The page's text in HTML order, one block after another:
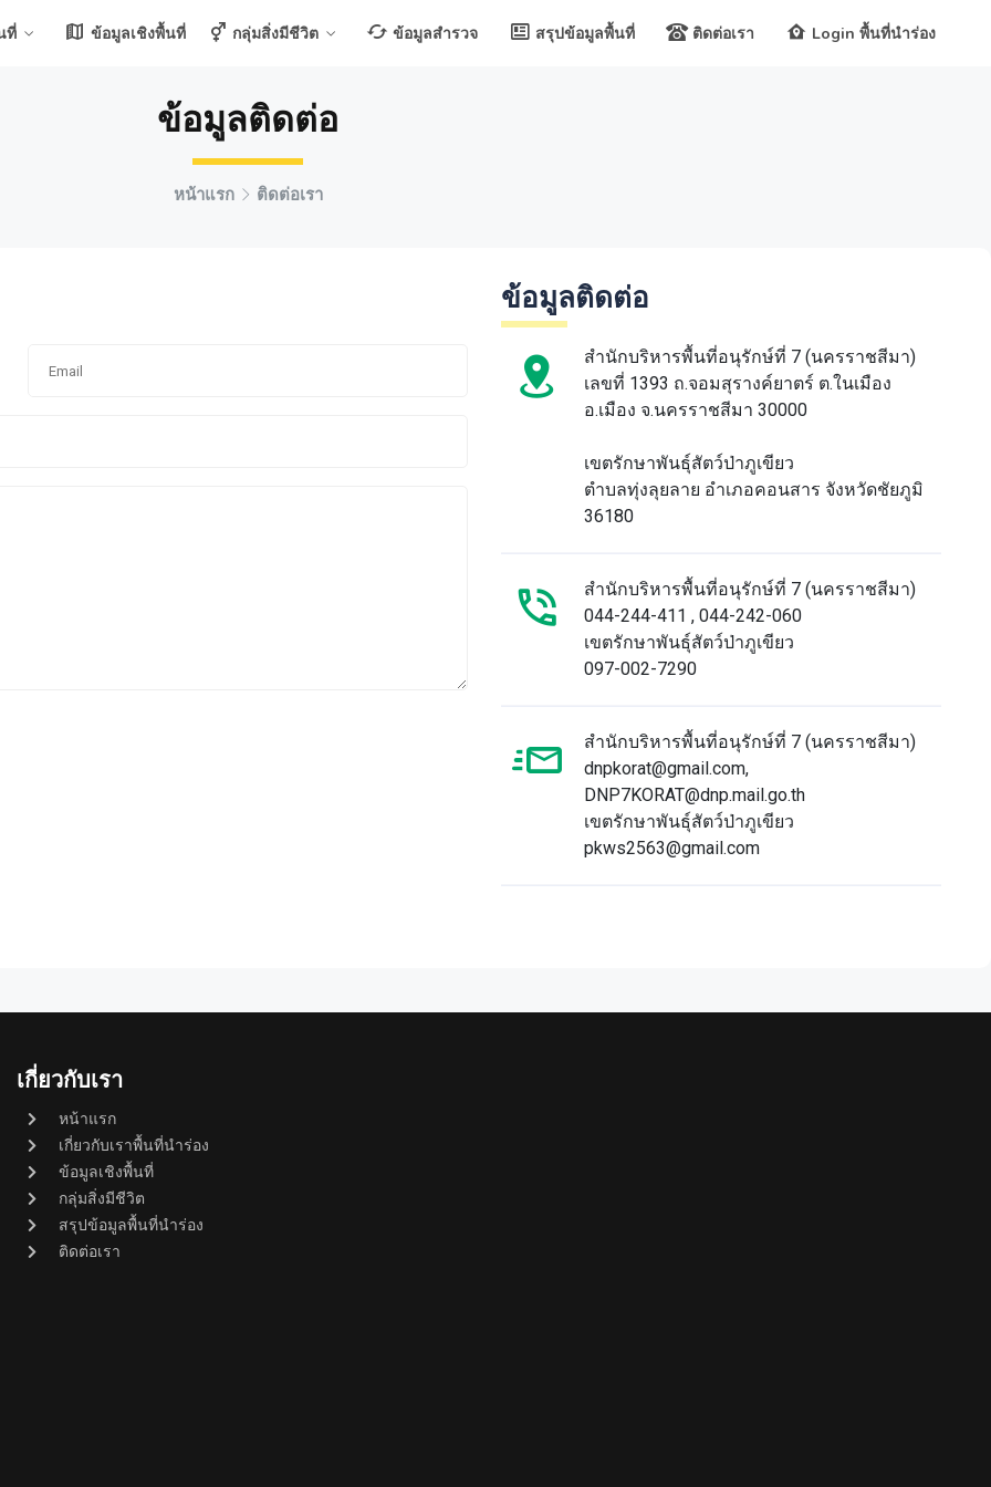
ที่ ข้อมูลเชิงพื้นที่ กลุ่มสิ่งมีชีวิต ข้อมูลสำรวจ สรุปข้อมูลพื้นที่ ติดต่อเรา Login พื้นที่นำร่อง
ข้อมูลติดต่อ
หน้าแรก ติดต่อเรา
ข้อมูลติดต่อ
สำนักบริหารพื้นที่อนุรักษ์ที่ 7 (นครราชสีมา)
เลขที่ 1393 ถ.จอมสุรางค์ยาตร์ ต.ในเมือง
อ.เมือง จ.นครราชสีมา 30000
เขตรักษาพันธุ์สัตว์ป่าภูเขียว
ตำบลทุ่งลุยลาย อำเภอคอนสาร จังหวัดชัยภูมิ
36180
สำนักบริหารพื้นที่อนุรักษ์ที่ 7 (นครราชสีมา)
044-244-411 , 044-242-060
เขตรักษาพันธุ์สัตว์ป่าภูเขียว
097-002-7290
สำนักบริหารพื้นที่อนุรักษ์ที่ 7 (นครราชสีมา)
dnpkorat@gmail.com,
DNP7KORAT@dnp.mail.go.th
เขตรักษาพันธุ์สัตว์ป่าภูเขียว
pkws2563@gmail.com
เกี่ยวกับเรา
หน้าแรก
เกี่ยวกับเราพื้นที่นำร่อง
ข้อมูลเชิงพื้นที่
กลุ่มสิ่งมีชีวิต
สรุปข้อมูลพื้นที่นำร่อง
ติดต่อเรา